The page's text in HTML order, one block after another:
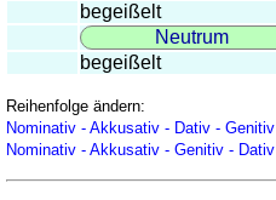
begeißelt
Neutrum
begeißelt
Reihenfolge ändern:
Nominativ - Akkusativ - Dativ - Genitiv
Nominativ - Akkusativ - Genitiv - Dativ